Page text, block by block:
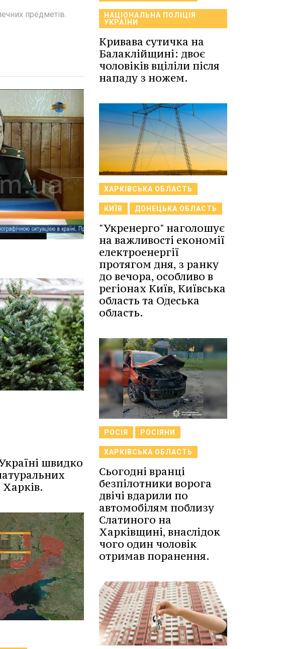
предметів.
швидко
НАЦІОНАЛЬНА ПОЛІЦІЯ
УКРАЇНИ
Кривава сутичка на
Балаклійщині: двоє
чоловіків вціліли після
нападу з ножем.
ХАРКІВСЬКА ОБЛАСТЬ
КИЇВ ДОНЕЦЬКА ОБЛАСТЬ
"Укренерго" наголошує
на важливості економії
електроенергії
протягом дня, з ранку
до вечора, особливо в
регіонах Київ, Київська
область та Одеська
область.
РОСІЯ РОСІЯНИ
ХАРКІВСЬКА ОБЛАСТЬ
Сьогодні вранці
безпілотники ворога
двічі вдарили по
автомобілям поблизу
Слатиного на
Харківщині, внаслідок
чого один чоловік
отримав поранення.